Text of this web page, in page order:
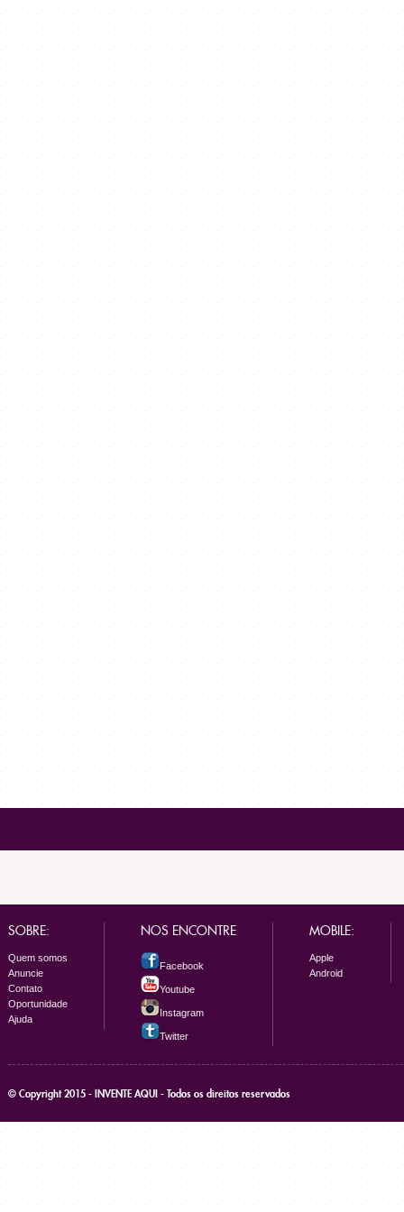
SOBRE:
Quem somos
Anuncie
Contato
Oportunidade
Ajuda
NOS ENCONTRE
Facebook
Youtube
Instagram
Twitter
MOBILE:
Apple
Android
© Copyright 2015 - INVENTE AQUI - Todos os direitos reservados